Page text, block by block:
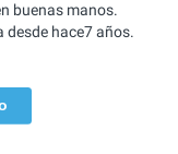
buenas manos.
hace7 años.